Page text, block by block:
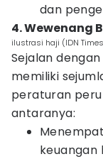
dan
4. Wewenang
ilustrasi haji (IDN
Sejalan
memiliki
peraturan
antaranya:
keuangan